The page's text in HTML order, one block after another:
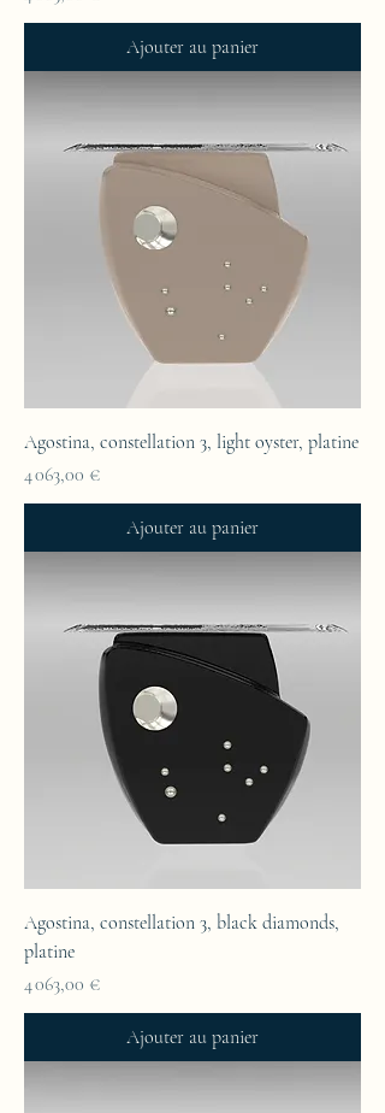
Ajouter au panier
Agostina, constellation 3, light oyster, platine
Prix
4 063,00 €
Ajouter au panier
Agostina, constellation 3, black diamonds,
platine
Prix
4 063,00 €
Ajouter au panier